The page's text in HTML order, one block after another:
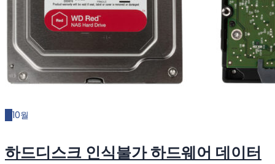
10월
하드디스크 인식불가 하드웨어 데이터